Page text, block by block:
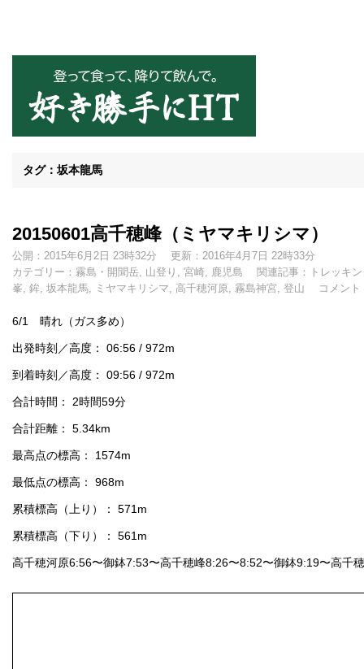
タグ：坂本龍馬
20150601高千穂峰（ミヤマキリシマ）
公開：2015年6月2日 23時32分
更新：2016年4月7日 22時33分
カテゴリー： 霧島・開聞岳, 山登り , 宮崎, 鹿児島 関連記事：
トレッキ
峯, 鉾, 坂本龍馬, ミヤマキリシマ, 高千穂河原, 霧島神宮, 登山 コメント
6/1 晴れ（ガス多め）
出発時刻／高度： 06:56 / 972m
到着時刻／高度： 09:56 / 972m
合計時間： 2時間59分
合計距離： 5.34km
最高点の標高： 1574m
最低点の標高： 968m
累積標高（上り）： 571m
累積標高（下り）： 561m
高千穂河原6:56〜御鉢7:53〜高千穂峰8:26〜8:52〜御鉢9:19〜高千